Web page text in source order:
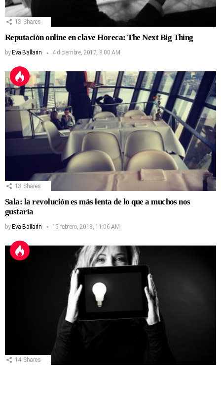
13 Shares
Reputación online en clave Horeca: The Next Big Thing
by Eva Ballarin 4 diciembre, 2017, 8:00 AM
13 Shares
Sala: la revolución es más lenta de lo que a muchos nos
gustaría
byEva Ballarin 15 febrero, 2018, 11:06 AM
14 Shares